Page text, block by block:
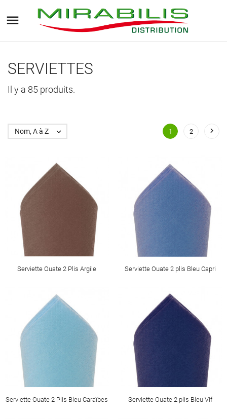

SERVIETTES
Il y a 85 produits.
Nom, A à Z  1 2 
Serviette Ouate 2 Plis Argile Serviette Ouate 2 plis Bleu Capri
Serviette Ouate 2 Plis Bleu Caraïbes Serviette Ouate 2 plis Bleu Vif